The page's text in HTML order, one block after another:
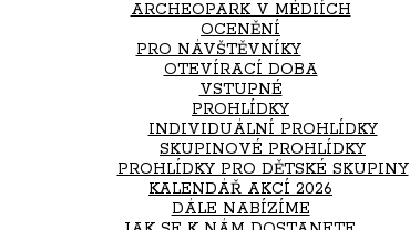
ARCHEOPARK V MÉDIÍCH
OCENĚNÍ
PRO NÁVŠTĚVNÍKY
OTEVÍRACÍ DOBA
VSTUPNÉ
PROHLÍDKY
INDIVIDUÁLNÍ PROHLÍDKY
SKUPINOVÉ PROHLÍDKY
PROHLÍDKY PRO DĚTSKÉ SKUPINY
KALENDÁŘ AKCÍ 2026
DÁLE NABÍZÍME